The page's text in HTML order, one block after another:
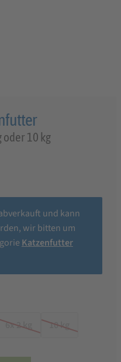
oder 10 kg
und kann
wir bitten um
Katzenfutter
6x 2 kg 10 kg